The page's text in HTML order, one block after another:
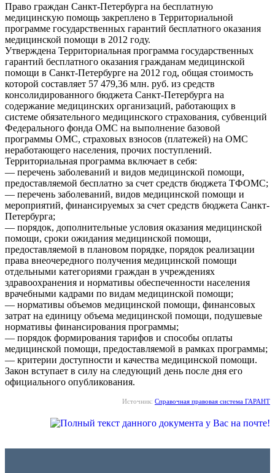
Право граждан Санкт-Петербурга на бесплатную
медицинскую помощь закреплено в Территориальной
программе государственных гарантий бесплатного оказания
медицинской помощи в 2012 году.
Утверждена Территориальная программа государственных
гарантий бесплатного оказания гражданам медицинской
помощи в Санкт-Петербурге на 2012 год, общая стоимость
которой составляет 57 479,36 млн. руб. из средств
консолидированного бюджета Санкт-Петербурга на
содержание медицинских организаций, работающих в
системе обязательного медицинского страхования, субвенций
Федерального фонда ОМС на выполнение базовой
программы ОМС, страховых взносов (платежей) на ОМС
неработающего населения, прочих поступлений.
Территориальная программа включает в себя:
— перечень заболеваний и видов медицинской помощи,
предоставляемой бесплатно за счет средств бюджета ТФОМС;
— перечень заболеваний, видов медицинской помощи и
мероприятий, финансируемых за счет средств бюджета Санкт-
Петербурга;
— порядок, дополнительные условия оказания медицинской
помощи, сроки ожидания медицинской помощи,
предоставляемой в плановом порядке, порядок реализации
права внеочередного получения медицинской помощи
отдельными категориями граждан в учреждениях
здравоохранения и нормативы обеспеченности населения
врачебными кадрами по видам медицинской помощи;
— нормативы объемов медицинской помощи, финансовых
затрат на единицу объема медицинской помощи, подушевые
нормативы финансирования программы;
— порядок формирования тарифов и способы оплаты
медицинской помощи, предоставляемой в рамках программы;
— критерии доступности и качества медицинской помощи.
Закон вступает в силу на следующий день после дня его
официального опубликования.
Источник: Справочная правовая система ГАРАНТ